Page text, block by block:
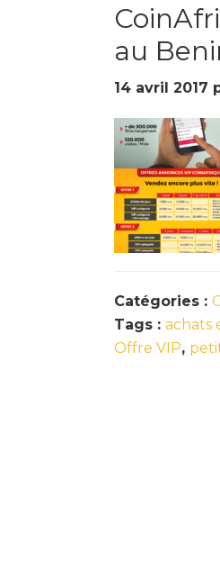
au
14 avril 2017
Catégories :
Tags : achats
Offre VIP,